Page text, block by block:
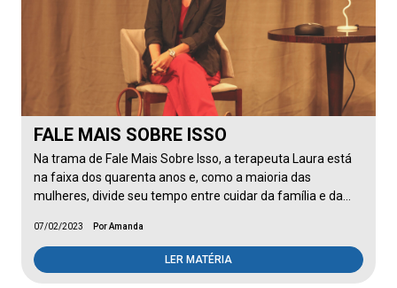
FALE MAIS SOBRE ISSO
Na trama de Fale Mais Sobre Isso, a terapeuta Laura está
na faixa dos quarenta anos e, como a maioria das
mulheres, divide seu tempo entre cuidar da família e da…
07/02/2023 Por Amanda
LER MATÉRIA